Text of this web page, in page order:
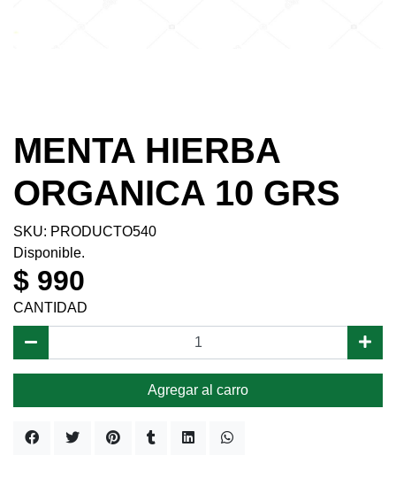
MENTA HIERBA
ORGANICA 10 GRS
SKU: PRODUCTO540
Disponible.
$ 990
CANTIDAD
Agregar al carro